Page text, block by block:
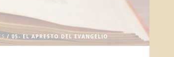
/ 05- EL APRESTO DEL EVANGELIO